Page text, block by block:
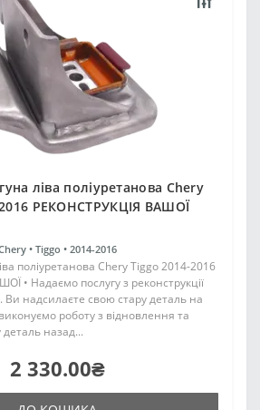
ліва поліуретанова Chery
РЕКОНСТРУКЦІЯ ВАШОЇ
• Tiggo • 2014-2016
поліуретанова Chery Tiggo 2014-2016
• Надаємо послугу з реконструкції
Ви надсилаєте свою стару деталь на
роботу з відновлення та
назад...
2 330.00₴